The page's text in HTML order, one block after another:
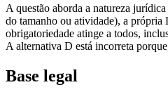
A questão aborda a natureza
do tamanho ou atividade), a própria
obrigatoriedade atinge a todos,
A alternativa D está incorreta
Base legal